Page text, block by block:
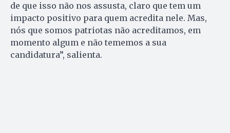
de que isso não nos assusta, claro que tem um
impacto positivo para quem acredita nele. Mas,
nós que somos patriotas não acreditamos, em
momento algum e não tememos a sua
candidatura”, salienta.